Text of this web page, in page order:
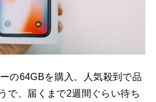
の64GBを購入。人気殺到で品
で、届くまで2週間ぐらい待ち